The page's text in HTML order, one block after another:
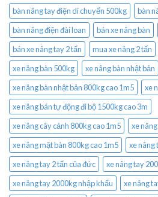
bàn nâng tay điện di chuyển 500kg
bàn
bàn nâng điện đài loan
bán xe nâng bàn
bán xe nâng tay 2 tấn
mua xe nâng 2 tấn
xe nâng bàn 500kg
xe nâng bàn nhật bản
xe nâng bàn nhật bản 800kg cao 1m5
xe
xe nâng bán tự động đi bộ 1500kg cao 3m
xe nâng cây cảnh 800kg cao 1m5
xe
xe nâng mặt bàn 800kg cao 1m5
xe nâng
xe nâng tay 2 tấn của đức
xe nâng tay
xe nâng tay 2000kg nhập khẩu
xe nâng